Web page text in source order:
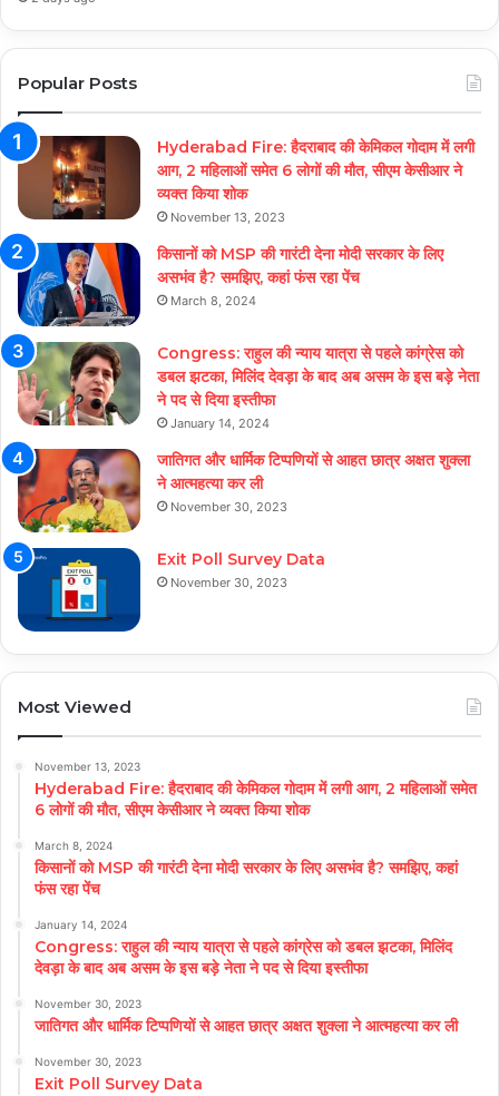
Popular Posts
Hyderabad Fire: हैदराबाद की केमिकल गोदाम में लगी
आग, 2 महिलाओं समेत 6 लोगों की मौत, सीएम केसीआर ने
व्यक्त किया शोक
November 13, 2023
किसानों को MSP की गारंटी देना मोदी सरकार के लिए
असभंव है? समझिए, कहां फंस रहा पेंच
March 8, 2024
Congress: राहुल की न्याय यात्रा से पहले कांग्रेस को
डबल झटका, मिलिंद देवड़ा के बाद अब असम के इस बड़े नेता
ने पद से दिया इस्तीफा
January 14, 2024
जातिगत और धार्मिक टिप्पणियों से आहत छात्र अक्षत शुक्ला
ने आत्महत्या कर ली
November 30, 2023
Exit Poll Survey Data
November 30, 2023
Most Viewed
November 13, 2023
Hyderabad Fire: हैदराबाद की केमिकल गोदाम में लगी आग, 2 महिलाओं समेत
6 लोगों की मौत, सीएम केसीआर ने व्यक्त किया शोक
March 8, 2024
किसानों को MSP की गारंटी देना मोदी सरकार के लिए असभंव है? समझिए, कहां
फंस रहा पेंच
January 14, 2024
Congress: राहुल की न्याय यात्रा से पहले कांग्रेस को डबल झटका, मिलिंद
देवड़ा के बाद अब असम के इस बड़े नेता ने पद से दिया इस्तीफा
November 30, 2023
जातिगत और धार्मिक टिप्पणियों से आहत छात्र अक्षत शुक्ला ने आत्महत्या कर ली
November 30, 2023
Exit Poll Survey Data